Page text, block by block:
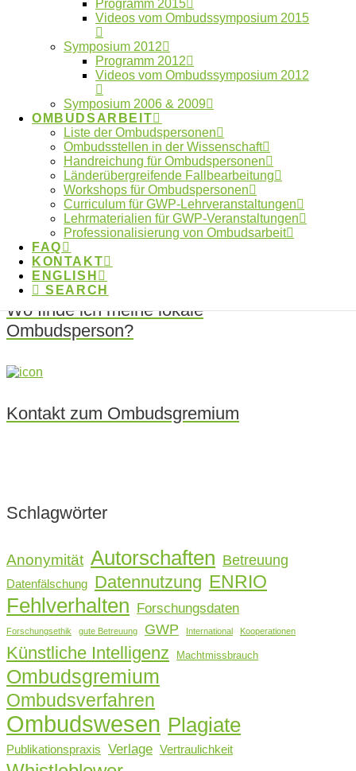
Programm 2015
Videos vom Ombudssymposium 2015
Symposium 2012
Programm 2012
Videos vom Ombudssymposium 2012
Symposium 2006 & 2009
OMBUDSARBEIT
Liste der Ombudspersonen
Ombudsstellen in der Wissenschaft
Handreichung für Ombudspersonen
Länderübergreifende Fallbearbeitung
Workshops für Ombudspersonen
Curriculum für GWP-Lehrveranstaltungen
Lehrmaterialien für GWP-Veranstaltungen
Professionalisierung von Ombudsarbeit
FAQ
KONTAKT
ENGLISH
SEARCH
Videos vom
Ombudssymposium
Hier können Sie die Videomitschnitte der Vorträge
des Ombudssymposiums 2015 ansehen.
Page 1 of 2
→
Wo finde ich meine lokale
Ombudsperson?
Kontakt zum Ombudsgremium
Schlagwörter
Anonymität Autorschaften Betreuung
Datenfälschung Datennutzung ENRIO
Fehlverhalten Forschungsdaten
Forschungsethik gute Betreuung GWP International Kooperationen
Künstliche Intelligenz Machtmissbrauch
Ombudsgremium
Ombudsverfahren
Ombudswesen Plagiate
Publikationspraxis Verlage Vertraulichkeit